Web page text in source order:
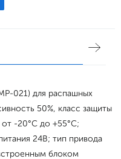
021) для распашных
50%, класс защиты
от -20°С до +55°С;
24В; тип привода
блоком